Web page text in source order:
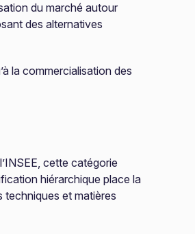
du marché autour
des alternatives
la commercialisation des
cette catégorie
hiérarchique place la
et matières